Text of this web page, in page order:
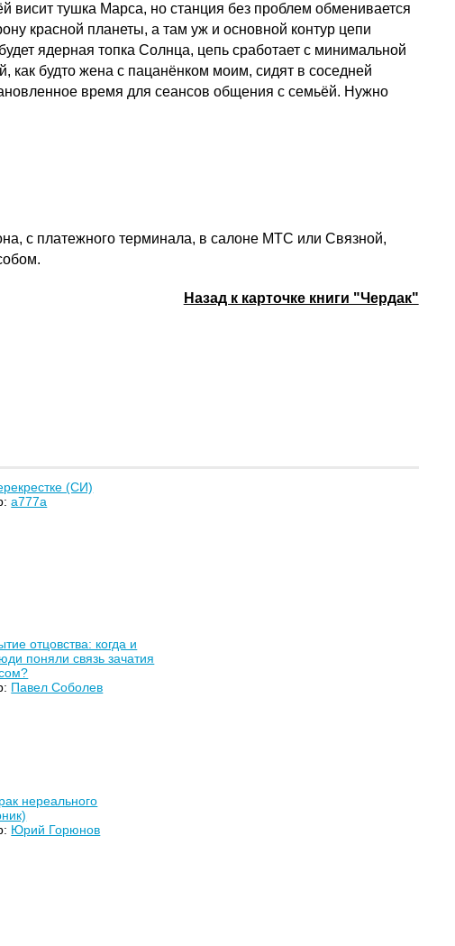
висит тушка Марса, но станция без проблем обменивается
красной планеты, а там уж и основной контур цепи
ядерная топка Солнца, цепь сработает с минимальной
как будто жена с пацанёнком моим, сидят в соседней
время для сеансов общения с семьёй. Нужно
с платежного терминала, в салоне МТС или Связной,
Назад к карточке книги "Чердак"
(СИ)
a777a
отцовства: когда и
поняли связь зачатия
Павел Соболев
нереального
Юрий Горюнов